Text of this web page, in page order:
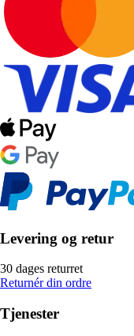
Levering og retur
30 dages returret
Returnér din ordre
Tjenester